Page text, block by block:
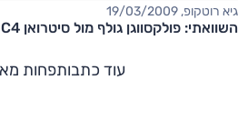
גיא רוטקופ, 19/03/2009
השוואתי: פולקסווגן גולף מול סיטרואן C4 – הקרב על הטורבו
עוד כתבותפחות